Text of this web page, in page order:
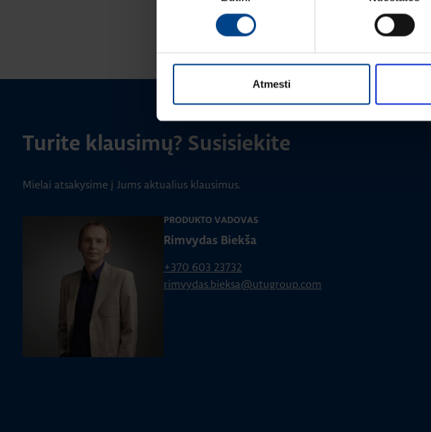
Atmesti
Turite klausimų? Susisiekite
Mielai atsakysime į Jums aktualius klausimus.
PRODUKTO VADOVAS
Rimvydas Biekša
+370 603 23732
rimvydas.bieksa@utugroup.com